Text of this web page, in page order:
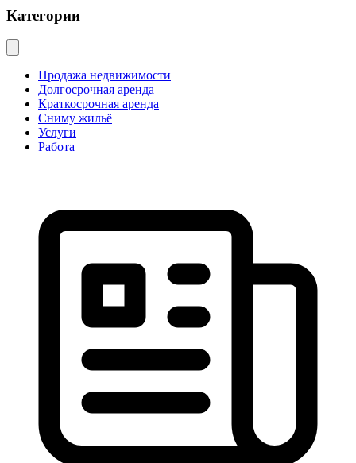
Категории
Продажа недвижимости
Долгосрочная аренда
Краткосрочная аренда
Сниму жильё
Услуги
Работа